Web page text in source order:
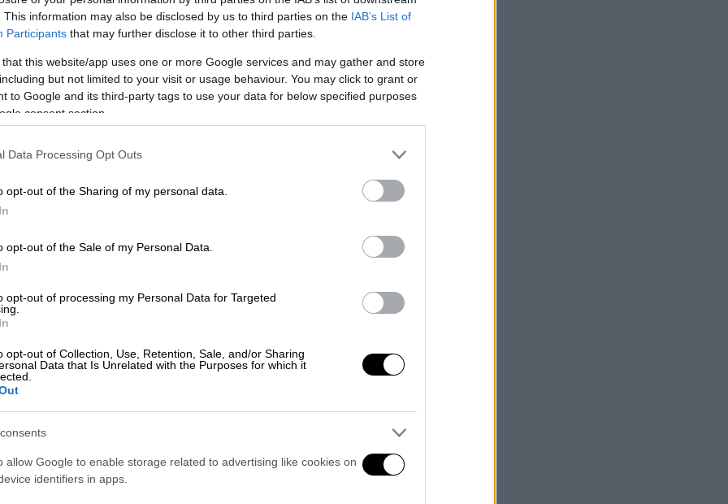
This information may also be disclosed by us to third parties on the IAB’s List of
Participants that may further disclose it to other third parties.
that this website/app uses one or more Google services and may gather and store
but not limited to your visit or usage behaviour. You may click to grant or
to Google and its third-party tags to use your data for below specified purposes
consent section.
Data Processing Opt Outs
opt-out of the Sharing of my personal data.
opt-out of the Sale of my Personal Data.
opt-out of processing my Personal Data for Targeted
opt-out of Collection, Use, Retention, Sale, and/or Sharing
Data that Is Unrelated with the Purposes for which it
allow Google to enable storage related to advertising like cookies on
identifiers in apps.
το ΕΘΝΟΣ στη Google
μαγαζί, νιώθεις αμέσως σαν να περνάς
με ανοιχτές αγκάλες.
σε κάνουν να αισθανθείς οικεία
τα περισσότερα μαγαζιά της πόλης. Ο
με ζωντανό μουσείο, γεμάτο